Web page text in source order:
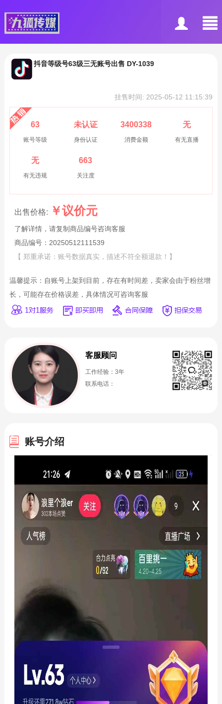
抖音等级号63级三无账号出售 DY-1039
挂售时间: 2025-05-12 11:15:39
63
账号等级
未认证
身份认证
3400338
消费金额
无
有无直播
无
有无违规
663
关注度
出售价格: ￥议价元
了解详情，请复制商品编号咨询客服
商品编号：20250512111539
【 郑重承诺：账号数据真实，描述不符全额退款！】
温馨提示：自账号上架到目前，存在有时间差，卖家会由于粉丝增
长，可能存在价格误差，具体情况可咨询客服
客服顾问
工作经验：3年
联系电话：
账号介绍